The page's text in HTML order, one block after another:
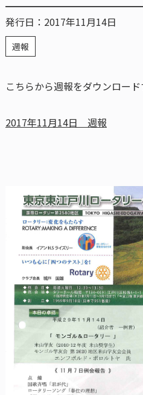
発行日：2017年11月14日
週報
こちらから週報をダウンロード
2017年11月14日 週報